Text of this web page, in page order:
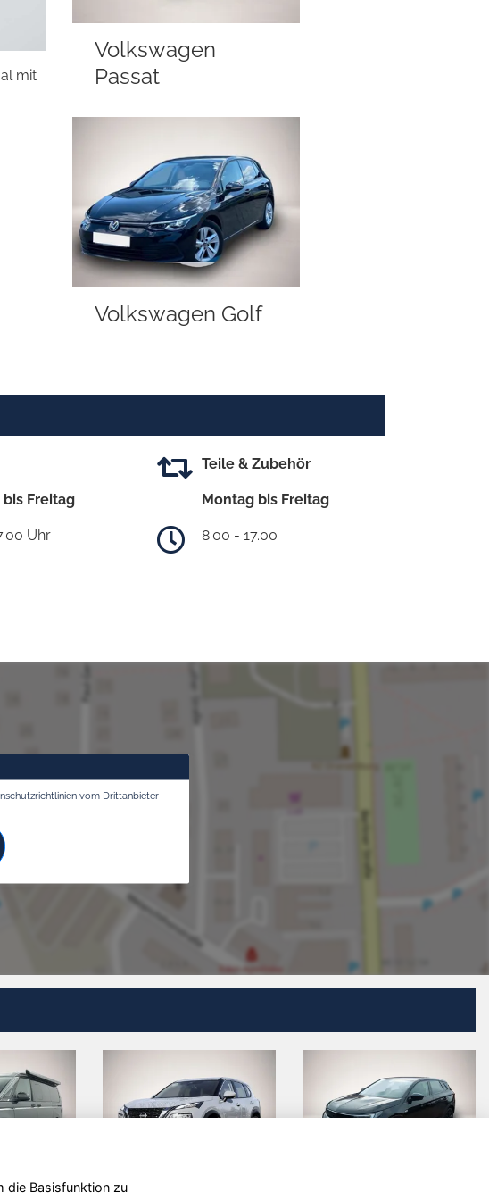
mit
Volkswagen
Passat
Volkswagen Golf
Freitag
Uhr
Teile & Zubehör
Montag bis Freitag
8.00 - 17.00
vom Drittanbieter
die Basisfunktion zu